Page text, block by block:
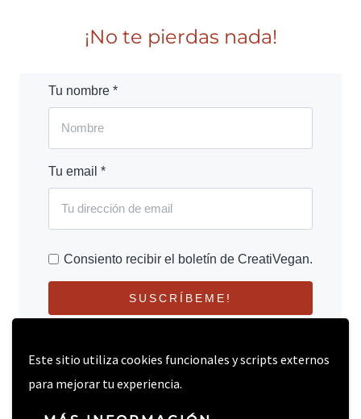
Este sitio utiliza cookies funcionales y scripts externos
para mejorar tu experiencia.
¡No te pierdas nada!
Tu nombre *
Tu email *
Consiento recibir el boletín de CreatiVegan.
SUSCRÍBEME!